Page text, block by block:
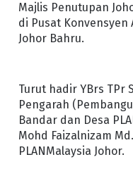
Majlis Penutupan
di Pusat Konvensyen
Johor Bahru.
Turut hadir YBrs TPr
Pengarah
Bandar dan Desa
Mohd Faizalnizam
PLANMalaysia Johor.